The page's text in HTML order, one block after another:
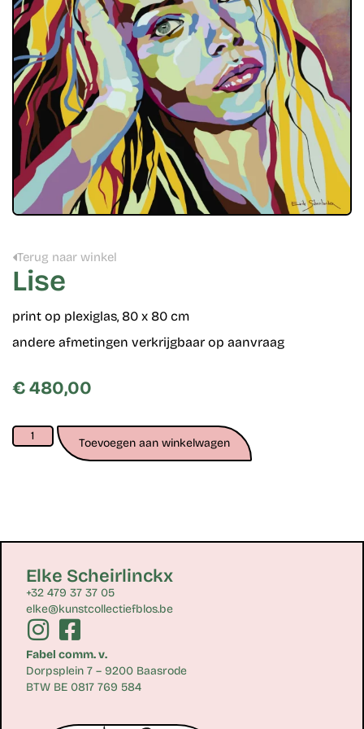
Terug naar winkel
Lise
print op plexiglas, 80 x 80 cm
andere afmetingen verkrijgbaar op aanvraag
€480,00
Toevoegen aan winkelwagen
Elke Scheirlinckx
+32 479 37 37 05
elke@kunstcollectiefblos.be
Fabel comm. v.
Dorpsplein 7 – 9200 Baasrode
BTW BE 0817 769 584